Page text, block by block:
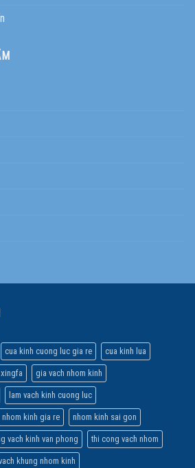
cua kinh cuong luc gia re cua kinh lua
gia vach nhom kinh
lam vach kinh cuong luc
nhom kinh gia re nhom kinh sai gon
vach kinh van phong thi cong vach nhom
khung nhom kinh